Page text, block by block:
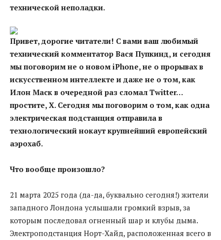
технической неполадки.
Привет, дорогие читатели! С вами ваш любимый
технический комментатор Вася Пупкинд, и сегодня
мы поговорим не о новом iPhone, не о прорывах в
искусственном интеллекте и даже не о том, как
Илон Маск в очередной раз сломал Twitter…
простите, X. Сегодня мы поговорим о том, как одна
электрическая подстанция отправила в
технологический нокаут крупнейший европейский
аэрохаб.
Что вообще произошло?
21 марта 2025 года (да-да, буквально сегодня!) жители
западного Лондона услышали громкий взрыв, за
которым последовал огненный шар и клубы дыма.
Электроподстанция Норт-Хайд, расположенная всего в